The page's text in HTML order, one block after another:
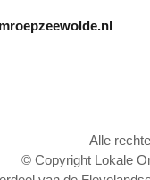
Alle
© Copyright Lokale